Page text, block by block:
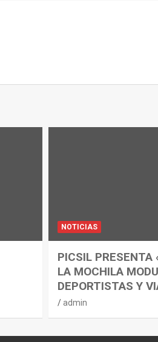
NOTICIAS
PICSIL PRESENTA
LA MOCHILA
DEPORTISTAS Y
admin